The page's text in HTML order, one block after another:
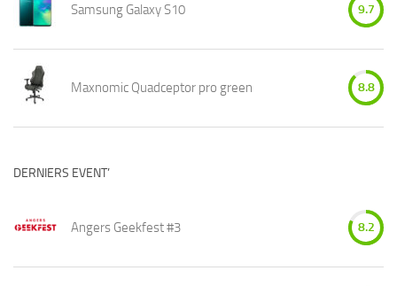
Samsung Galaxy S10 9.7
Maxnomic Quadceptor pro green 8.8
DERNIERS EVENT’
Angers Geekfest #3 8.2